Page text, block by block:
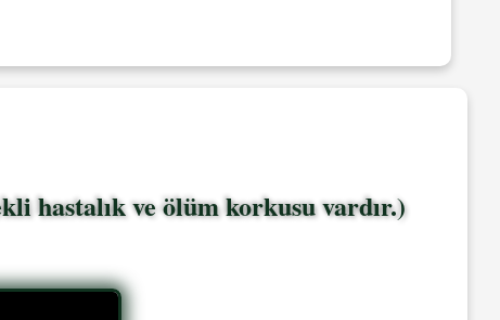
hastalık ve ölüm korkusu vardır.)